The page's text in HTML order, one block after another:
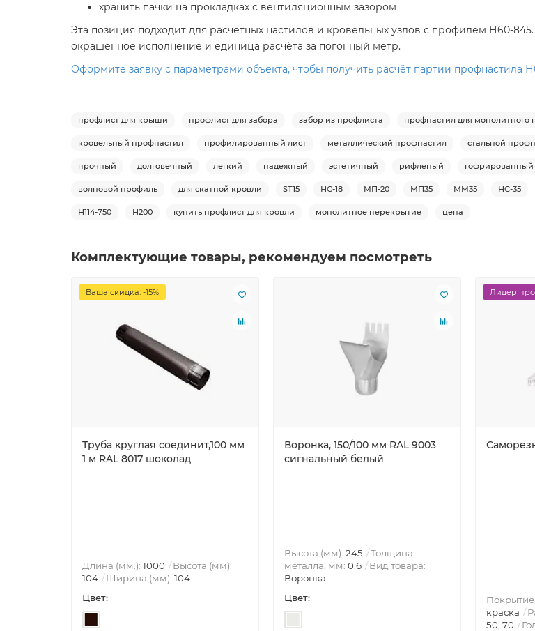
хранить пачки на прокладках с вентиляционным зазором
Эта позиция подходит для расчётных настилов и кровельных узлов с профилем Н60-
окрашенное исполнение и единица расчёта за погонный метр.
Оформите заявку с параметрами объекта, чтобы получить расчёт партии профнастила
профлист для крыши профлист для забора забор из профлиста профнастил для монолитного
кровельный профнастил профилированный лист металлический профнастил стальной
прочный долговечный легкий надежный эстетичный рифленый гофрированный
волновой профиль для скатной кровли ST15 НС-18 МП-20 МП35 ММ35 НС-35
Н114-750 Н200 купить профлист для кровли монолитное перекрытие цена
Комплектующие товары, рекомендуем посмотреть
Ваша скидка: -15%
Труба круглая соединит,100 мм
1 м RAL 8017 шоколад
Длина (мм.): 1000
Высота (мм):
104
Ширина (мм): 104
Цвет:
Воронка, 150/100 мм RAL 9003
сигнальный белый
Высота (мм): 245
Толщина
металла, мм: 0.6
Вид товара:
Воронка
Цвет:
Лидер
краска
50, 70